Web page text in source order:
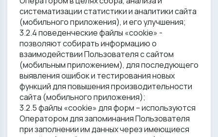
систематизации статистики и аналитики сайта
(мобильного приложения), и его улучшения;
3.2.4 поведенческие файлы «cookie» -
позволяют собирать информацию о
взаимодействии Пользователя с сайтом
(мобильным приложением), для последующего
выявления ошибок и тестирования новых
функций для повышения производительности
сайта (мобильного приложения);
3.2.5 файлы «cookie» для форм – используются
Оператором для запоминания Пользователя
при заполнении им данных через имеющиеся